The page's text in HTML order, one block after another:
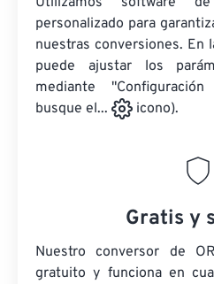
personalizado para
nuestras conversiones. En
puede ajustar los
mediante
busque el...
icono).
Gratis y
Nuestro conversor de
gratuito y funciona en